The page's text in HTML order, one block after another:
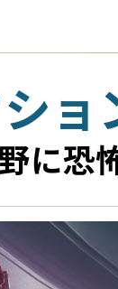
ョ
に恐